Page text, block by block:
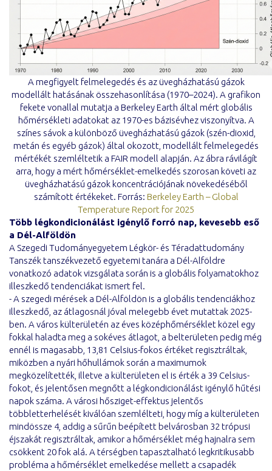
A megfigyelt felmelegedés és az üvegházhatású gázok
modellált hatásának összehasonlítása (1970–2024). A grafikon
fekete vonallal mutatja a Berkeley Earth által mért globális
hőmérsékleti adatokat az 1970-es bázisévhez viszonyítva. A
színes sávok a különböző üvegházhatású gázok (szén-dioxid,
metán és egyéb gázok) által okozott, modellált felmelegedés
mértékét szemléltetik a FAIR modell alapján. Az ábra rávilágít
arra, hogy a mért hőmérséklet-emelkedés szorosan követi az
üvegházhatású gázok koncentrációjának növekedéséből
számított értékeket. Forrás: Berkeley Earth – Global
Temperature Report for 2025
Több légkondicionálást igénylő forró nap, kevesebb eső
a Dél-Alföldön
A Szegedi Tudományegyetem Légkör- és Téradattudomány
Tanszék tanszékvezető egyetemi tanára a Dél-Alföldre
vonatkozó adatok vizsgálata során is a globális folyamatokhoz
illeszkedő tendenciákat ismert fel.
- A szegedi mérések a Dél-Alföldön is a globális tendenciákhoz
illeszkedő, az átlagosnál jóval melegebb évet mutattak 2025-
ben. A város külterületén az éves középhőmérséklet közel egy
fokkal haladta meg a sokéves átlagot, a belterületen pedig még
ennél is magasabb, 13,81 Celsius-fokos értéket regisztráltak,
miközben a nyári hőhullámok során a maximumok
megközelítették, illetve a külterületen el is érték a 39 Celsius-
fokot, és jelentősen megnőtt a légkondicionálást igénylő hűtési
napok száma. A városi hősziget-effektus jelentős
többletterhelését kiválóan szemlélteti, hogy míg a külterületen
mindössze 4, addig a sűrűn beépített belvárosban 32 trópusi
éjszakát regisztráltak, amikor a hőmérséklet még hajnalra sem
csökkent 20 fok alá. A térségben tapasztalható legkritikusabb
probléma a hőmérséklet emelkedése mellett a csapadék